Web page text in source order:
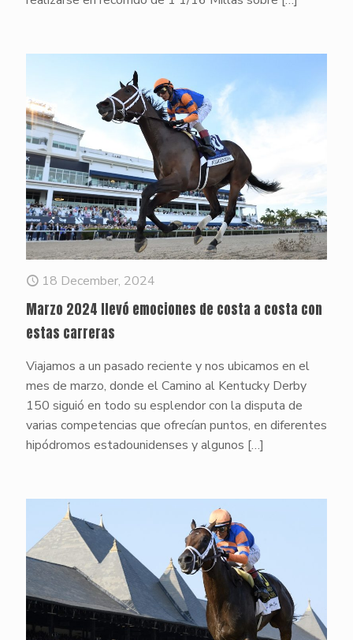
18 December, 2024
Marzo 2024 llevó emociones de costa a costa con
estas carreras
Viajamos a un pasado reciente y nos ubicamos en el
mes de marzo, donde el Camino al Kentucky Derby
150 siguió en todo su esplendor con la disputa de
varias competencias que ofrecían puntos, en diferentes
hipódromos estadounidenses y algunos […]